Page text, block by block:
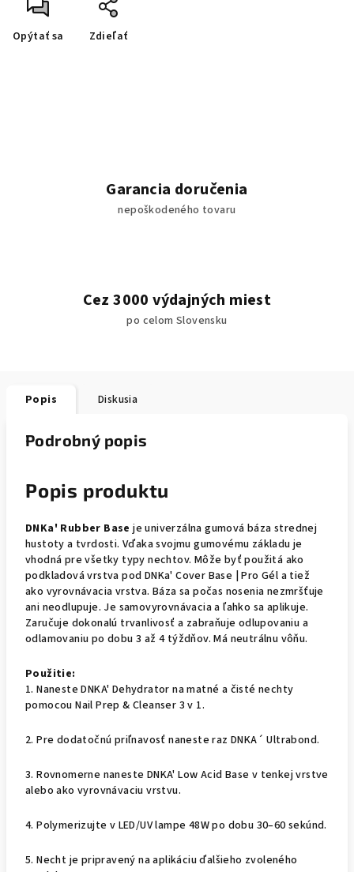
Opýtať sa Zdieľať
Garancia doručenia
nepoškodeného tovaru
Cez 3000 výdajných miest
po celom Slovensku
Popis Diskusia
Podrobný popis
Popis produktu
DNKa' Rubber Base je univerzálna gumová báza strednej
hustoty a tvrdosti. Vďaka svojmu gumovému základu je
vhodná pre všetky typy nechtov. Môže byť použitá ako
podkladová vrstva pod DNKa' Cover Base | Pro Gél a tiež
ako vyrovnávacia vrstva. Báza sa počas nosenia nezmršťuje
ani neodlupuje. Je samovyrovnávacia a ľahko sa aplikuje.
Zaručuje dokonalú trvanlivosť a zabraňuje odlupovaniu a
odlamovaniu po dobu 3 až 4 týždňov. Má neutrálnu vôňu.
Použitie:
1. Naneste DNKA' Dehydrator na matné a čisté nechty
pomocou Nail Prep & Cleanser 3 v 1.
2. Pre dodatočnú priľnavosť naneste raz DNKA´ Ultrabond.
3. Rovnomerne naneste DNKA' Low Acid Base v tenkej vrstve
alebo ako vyrovnávaciu vrstvu.
4. Polymerizujte v LED/UV lampe 48W po dobu 30–60 sekúnd.
5. Necht je pripravený na aplikáciu ďalšieho zvoleného